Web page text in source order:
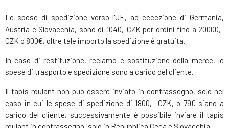
Le spese di spedizione verso l'UE, ad eccezione di Germania,
Austria e Slovacchia, sono di 1040,-CZK per ordini fino a 20000,-
CZK o 800€, oltre tale importo la spedizione è gratuita.
In caso di restituzione, reclamo e sostituzione della merce, le
spese di trasporto e spedizione sono a carico del cliente.
Il tapis roulant non può essere inviato in contrassegno, solo nel
caso in cui le spese di spedizione di 1800,- CZK, o 79€ siano a
carico del cliente, successivamente è possibile inviare il tapis